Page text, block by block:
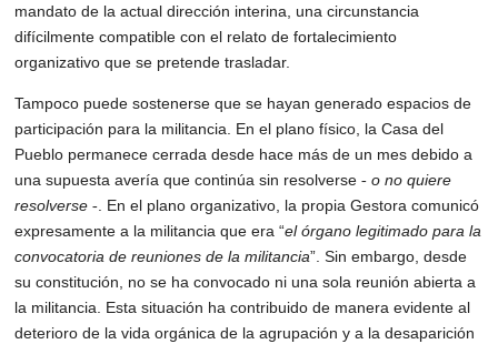
mandato de la actual dirección interina, una circunstancia
difícilmente compatible con el relato de fortalecimiento
organizativo que se pretende trasladar.
Tampoco puede sostenerse que se hayan generado espacios de
participación para la militancia. En el plano físico, la Casa del
Pueblo permanece cerrada desde hace más de un mes debido a
una supuesta avería que continúa sin resolverse ‐ o no quiere
resolverse ‐ En el plano organizativo, la propia Gestora comunicó
expresamente a la militancia que era “el órgano legitimado para la
convocatoria de reuniones de la militancia”. Sin embargo, desde
su constitución, no se ha convocado ni una sola reunión abierta a
la militancia. Esta situación ha contribuido de manera evidente al
deterioro de la vida orgánica de la agrupación y a la desaparición